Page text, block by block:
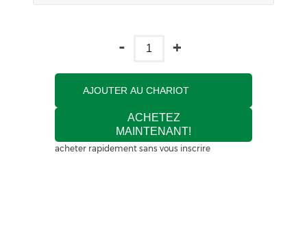
- +
AJOUTER AU CHARIOT
ACHETEZ
MAINTENANT!
acheter rapidement sans vous inscrire